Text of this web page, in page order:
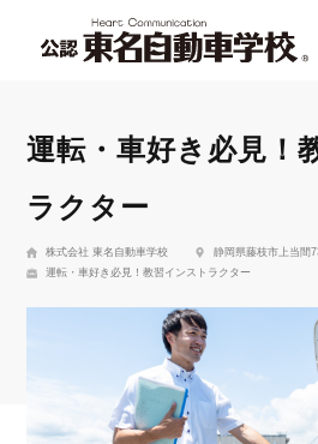
運転・車好き必見！
ラクター
株式会社 東名自動車学校
静岡県藤枝市上当間
運転・車好き必見！教習インストラクター